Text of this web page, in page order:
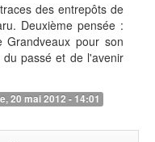
des entrepôts de
Deuxième pensée :
pour son
passé et de l'avenir
20 mai 2012 - 14:01